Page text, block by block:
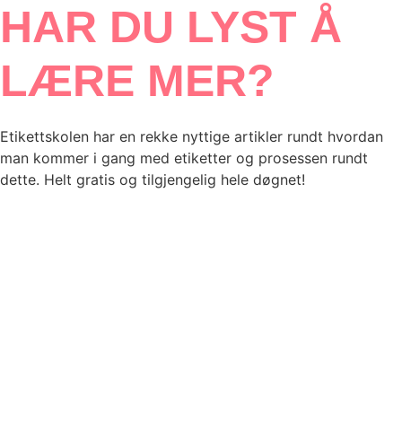
HAR DU LYST Å
LÆRE MER?
Etikettskolen har en rekke nyttige artikler rundt hvordan
man kommer i gang med etiketter og prosessen rundt
dette. Helt gratis og tilgjengelig hele døgnet!